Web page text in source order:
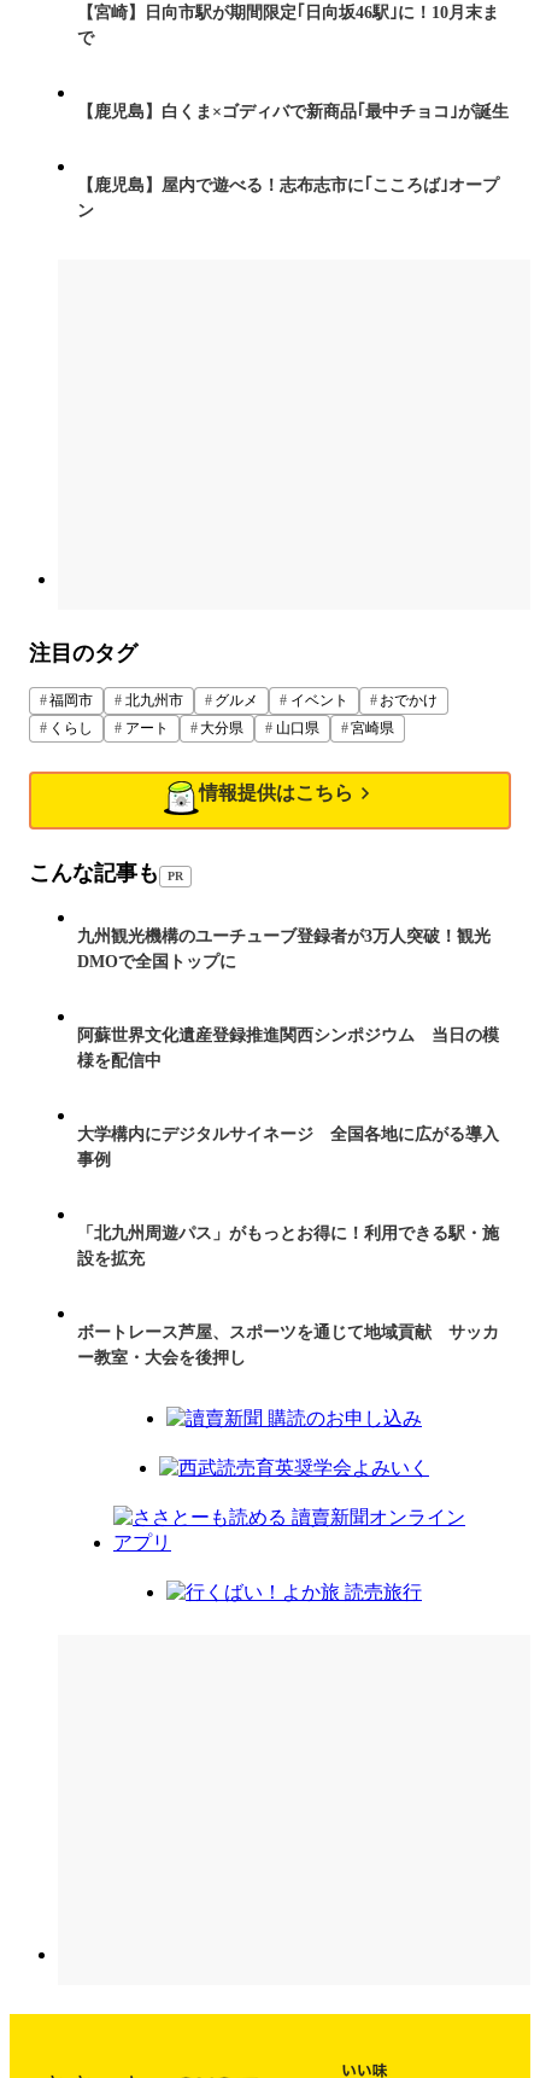
【宮崎】日向市駅が期間限定｢日向坂46駅｣に！10月末ま
で
【鹿児島】白くま×ゴディバで新商品｢最中チョコ｣が誕生
【鹿児島】屋内で遊べる！志布志市に｢こころば｣オープ
ン
注目のタグ
福岡市 北九州市 グルメ イベント
おでかけ
くらし
アート 大分県 山口県 宮崎県
情報提供はこちら
こんな記事も PR
九州観光機構のユーチューブ登録者が3万人突破！観光
DMOで全国トップに
阿蘇世界文化遺産登録推進関西シンポジウム 当日の模
様を配信中
大学構内にデジタルサイネージ 全国各地に広がる導入
事例
「北九州周遊パス」がもっとお得に！利用できる駅・施
設を拡充
ボートレース芦屋、スポーツを通じて地域貢献 サッカ
ー教室・大会を後押し